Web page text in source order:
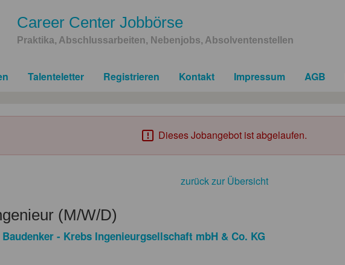
Career Center Jobbörse
Praktika, Abschlussarbeiten, Nebenjobs, Absolventenstellen
Talenteletter Registrieren Kontakt Impressum AGB
Dieses Jobangebot ist abgelaufen.
zurück zur Übersicht
(M/W/D)
- Krebs Ingenieurgsellschaft mbH & Co. KG